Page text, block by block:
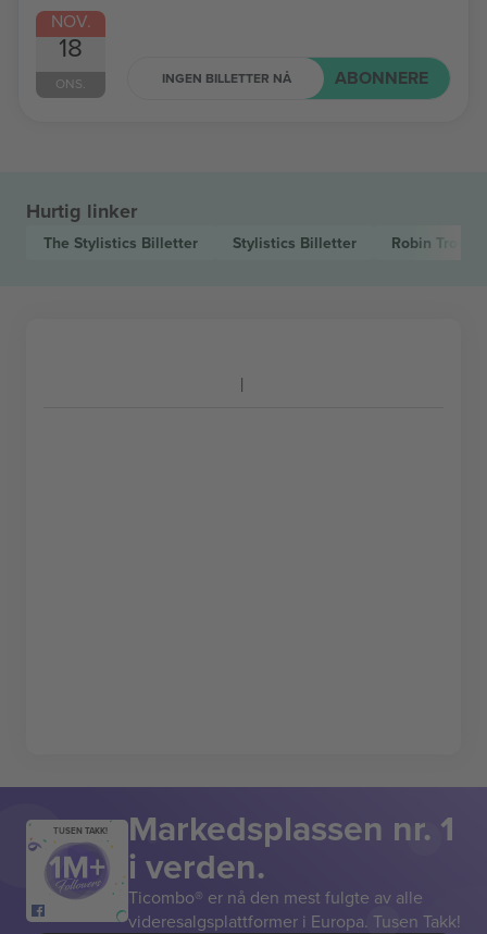
NOV.
18
ONS. INGEN BILLETTER NÅ ABONNERE
Hurtig linker
The Stylistics Billetter Stylistics Billetter Robin Trower
TUSEN TAKK! Markedsplassen nr. 1
i verden.
Ticombo® er nå den mest fulgte av alle
videresalgsplattformer i Europa. Tusen Takk!